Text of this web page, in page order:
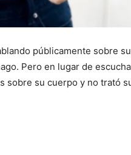
públicamente sobre
Pero en lugar de
sobre su cuerpo y no trató